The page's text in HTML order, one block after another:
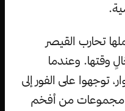
تحارب القيصر
وقتها. وعندما
توجهوا على الفور إلى
مجموعات من أفخم